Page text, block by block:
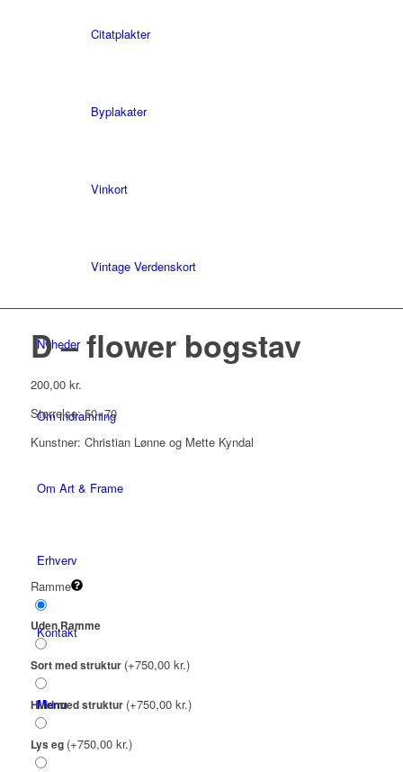
Citatplakter
Byplakater
Vinkort
Vintage Verdenskort
Nyheder
Om indramning
Om Art & Frame
Erhverv
Kontakt
Menu
D – flower bogstav
200,00 kr.
Størrelse: 50×70
Kunstner: Christian Lønne og Mette Kyndal
Ramme
Uden Ramme
Sort med struktur (+750,00 kr.)
Hvid med struktur (+750,00 kr.)
Lys eg (+750,00 kr.)